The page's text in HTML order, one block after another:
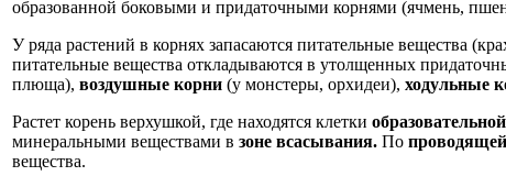
образованной боковыми и придаточными корнями (ячмень,
У ряда растений в корнях запасаются питательные вещества
питательные вещества откладываются в утолщенных
плюща), воздушные корни (у монстеры, орхидеи), ходульные
Растет корень верхушкой, где находятся клетки
минеральными веществами в зоне всасывания. По
вещества.